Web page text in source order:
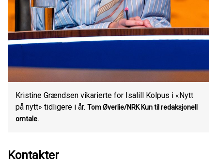
Kristine Grændsen vikarierte for Isalill Kolpus i «Nytt
på nytt» tidligere i år. Tom Øverlie/NRK Kun til redaksjonell
omtale.
Kontakter